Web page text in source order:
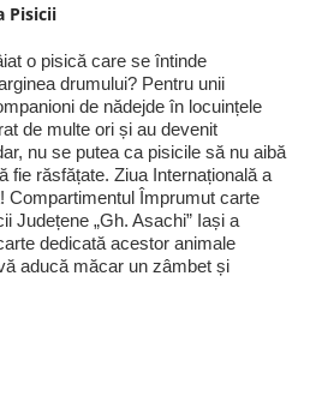
Pisicii
o pisică care se întinde
drumului? Pentru unii
de nădejde în locuințele
de multe ori și au devenit
nu se putea ca pisicile să nu aibă
fie răsfățate. Ziua Internațională a
Compartimentul Împrumut carte
Județene „Gh. Asachi” Iași a
dedicată acestor animale
aducă măcar un zâmbet și